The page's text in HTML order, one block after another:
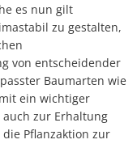
es nun gilt
zu gestalten,
von entscheidender
Baumarten wie
ein wichtiger
zur Erhaltung
Pflanzaktion zur